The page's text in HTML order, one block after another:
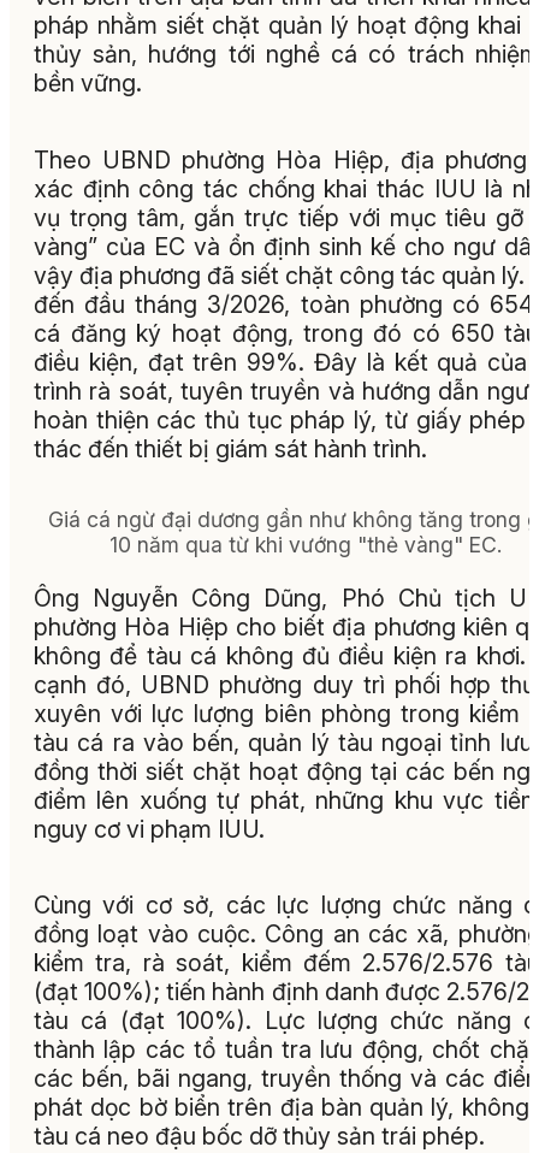
pháp nhằm siết chặt quản lý hoạt động khai
thủy sản, hướng tới nghề cá có trách
bền vững.
Theo UBND phường Hòa Hiệp, địa phương
xác định công tác chống khai thác IUU là
vụ trọng tâm, gắn trực tiếp với mục tiêu gỡ
vàng” của EC và ổn định sinh kế cho ngư
vậy địa phương đã siết chặt công tác quản lý.
đến đầu tháng 3/2026, toàn phường có
cá đăng ký hoạt động, trong đó có 650
điều kiện, đạt trên 99%. Đây là kết quả của
trình rà soát, tuyên truyền và hướng dẫn ngư
hoàn thiện các thủ tục pháp lý, từ giấy phép
thác đến thiết bị giám sát hành trình.
Giá cá ngừ đại dương gần như không tăng trong
10 năm qua từ khi vướng "thẻ vàng" EC.
Ông Nguyễn Công Dũng, Phó Chủ tịch
phường Hòa Hiệp cho biết địa phương kiên
không để tàu cá không đủ điều kiện ra khơi.
cạnh đó, UBND phường duy trì phối hợp
xuyên với lực lượng biên phòng trong kiểm
tàu cá ra vào bến, quản lý tàu ngoại tỉnh lưu
đồng thời siết chặt hoạt động tại các bến
điểm lên xuống tự phát, những khu vực
nguy cơ vi phạm IUU.
Cùng với cơ sở, các lực lượng chức năng
đồng loạt vào cuộc. Công an các xã,
kiểm tra, rà soát, kiểm đếm 2.576/2.576
(đạt 100%); tiến hành định danh được 2.576/
tàu cá (đạt 100%). Lực lượng chức năng
thành lập các tổ tuần tra lưu động, chốt
các bến, bãi ngang, truyền thống và các
phát dọc bờ biển trên địa bàn quản lý, không
tàu cá neo đậu bốc dỡ thủy sản trái phép.